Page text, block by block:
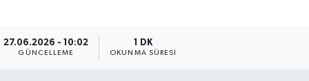
27.06.2026 - 10:02
GÜNCELLEME
1 DK
OKUNMA SÜRESI